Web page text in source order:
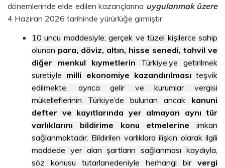
dönemlerinde elde edilen kazançlarına uygulanmak üzere
4 Haziran 2026 tarihinde yürürlüğe girmiştir.
10 uncu maddesiyle; gerçek ve tüzel kişilerce sahip
olunan para, döviz, altın, hisse senedi, tahvil ve
diğer menkul kıymetlerin Türkiye’ye getirilmek
suretiyle milli ekonomiye kazandırılması teşvik
edilmekte, ayrıca gelir ve kurumlar vergisi
mükelleflerinin Türkiye’de bulunan ancak kanuni
defter ve kayıtlarında yer almayan aynı tür
varlıklarını bildirime konu etmelerine imkan
sağlanmaktadır. Bildirilen varlıklara ilişkin olarak ilgili
maddede yer alan şartların sağlanması kaydıyla,
söz konusu tutarlanedeniyle herhangi bir vergi